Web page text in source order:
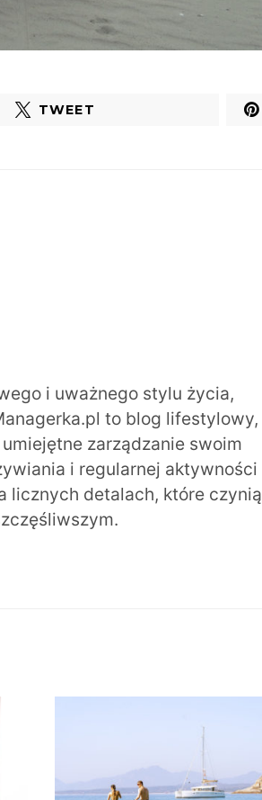
TWEET
i uważnego stylu życia,
to blog lifestylowy,
zarządzanie swoim
i regularnej aktywności
licznych detalach, które czynią